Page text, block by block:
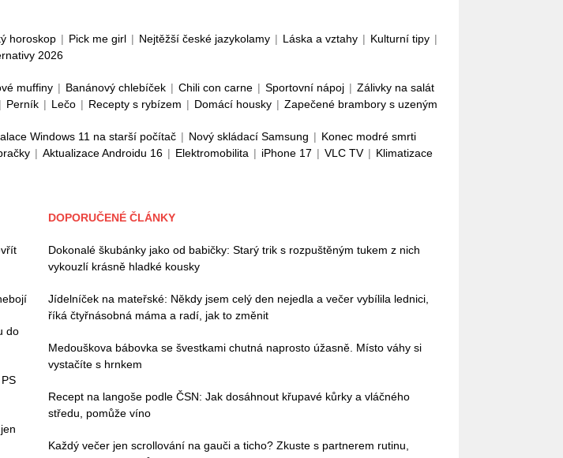
horoskop | Pick me girl | Nejtěžší české jazykolamy | Láska a vztahy | Kulturní tipy |
2026
muffiny | Banánový chlebíček | Chili con carne | Sportovní nápoj | Zálivky na salát
| Perník | Lečo | Recepty s rybízem | Domácí housky | Zapečené brambory s uzeným
Windows 11 na starší počítač | Nový skládací Samsung | Konec modré smrti
| Aktualizace Androidu 16 | Elektromobilita | iPhone 17 | VLC TV | Klimatizace
do
DOPORUČENÉ ČLÁNKY
Dokonalé škubánky jako od babičky: Starý trik s rozpuštěným tukem z nich
vykouzlí krásně hladké kousky
Jídelníček na mateřské: Někdy jsem celý den nejedla a večer vybílila lednici,
říká čtyřnásobná máma a radí, jak to změnit
Medouškova bábovka se švestkami chutná naprosto úžasně. Místo váhy si
vystačíte s hrnkem
Recept na langoše podle ČSN: Jak dosáhnout křupavé kůrky a vláčného
středu, pomůže víno
Každý večer jen scrollování na gauči a ticho? Zkuste s partnerem rutinu,